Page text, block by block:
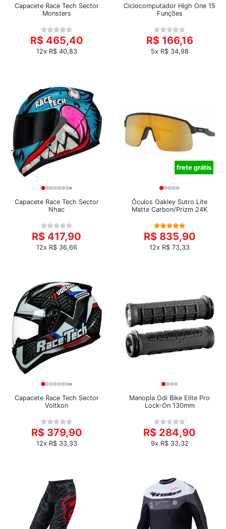
Capacete Race Tech Sector
Monsters
R$ 465,40
12x R$ 40,83
Ciclocomputador High One 15
Funções
R$ 166,16
5x R$ 34,98
Capacete Race Tech Sector
Nhac
R$ 417,90
12x R$ 36,66
frete grátis
Óculos Oakley Sutro Lite
Matte Carbon/Prizm 24K
R$ 835,90
12x R$ 73,33
Capacete Race Tech Sector
Voltkon
R$ 379,90
12x R$ 33,33
Manopla Odi Bike Elite Pro
Lock-On 130mm
R$ 284,90
9x R$ 33,32